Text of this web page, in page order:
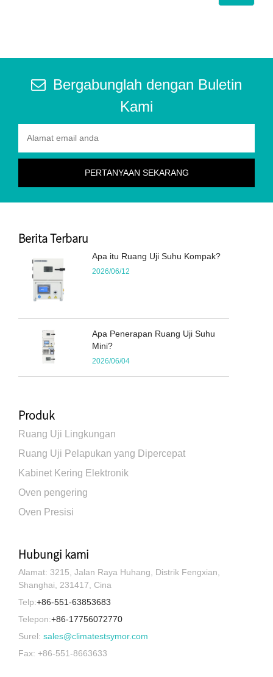
Bergabunglah dengan Buletin
Kami
Berita Terbaru
Apa itu Ruang Uji Suhu Kompak?
2026/06/12
Apa Penerapan Ruang Uji Suhu
Mini?
2026/06/04
Produk
Ruang Uji Lingkungan
Ruang Uji Pelapukan yang Dipercepat
Kabinet Kering Elektronik
Oven pengering
Oven Presisi
Hubungi kami
Alamat: 3215, Jalan Raya Huhang, Distrik Fengxian,
Shanghai, 231417, Cina
Telp:+86-551-63853683
Telepon:+86-17756072770
Surel: sales@climatestsymor.com
Fax: +86-551-8663633